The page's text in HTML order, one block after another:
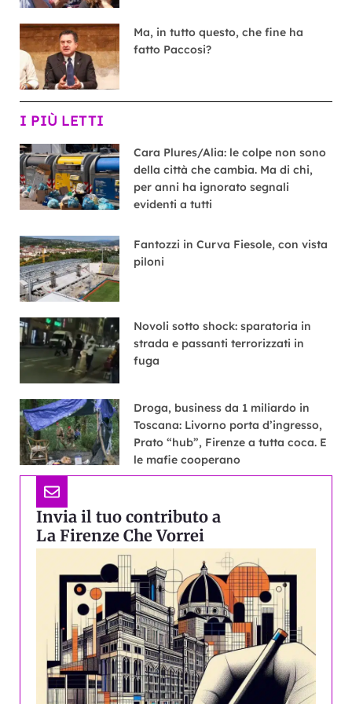
Ma, in tutto questo, che fine ha
fatto Paccosi?
I PIÙ LETTI
Cara Plures/Alia: le colpe non sono
della città che cambia. Ma di chi,
per anni ha ignorato segnali
evidenti a tutti
Fantozzi in Curva Fiesole, con vista
piloni
Novoli sotto shock: sparatoria in
strada e passanti terrorizzati in
fuga
Droga, business da 1 miliardo in
Toscana: Livorno porta d’ingresso,
Prato “hub”, Firenze a tutta coca. E
le mafie cooperano
Invia il tuo contributo a
La Firenze Che Vorrei